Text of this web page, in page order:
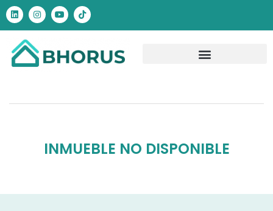
INMUEBLE NO DISPONIBLE